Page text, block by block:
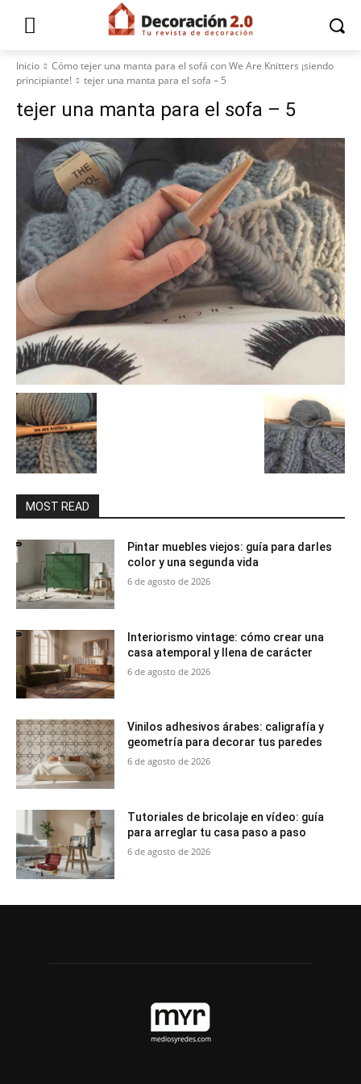
Inicio
Cómo tejer una manta para el sofá con We Are Knitters ¡siendo
principiante!
tejer una manta para el sofa – 5
tejer una manta para el sofa – 5
MOST READ
Pintar muebles viejos: guía para darles
color y una segunda vida
6 de agosto de 2026
Interiorismo vintage: cómo crear una
casa atemporal y llena de carácter
6 de agosto de 2026
Vinilos adhesivos árabes: caligrafía y
geometría para decorar tus paredes
6 de agosto de 2026
Tutoriales de bricolaje en vídeo: guía
para arreglar tu casa paso a paso
6 de agosto de 2026